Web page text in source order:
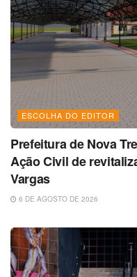
ESCOLHA DO EDITOR
Prefeitura de Nova
Ação Civil de
Vargas
6 DE AGOSTO DE 2026